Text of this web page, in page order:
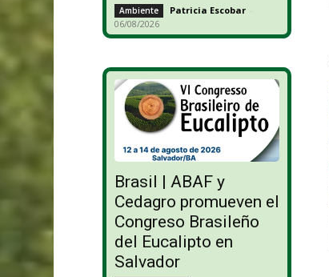
Ambiente Patricia Escobar -
06/08/2026
Brasil | ABAF y
Cedagro promueven el
Congreso Brasileño
del Eucalipto en
Salvador